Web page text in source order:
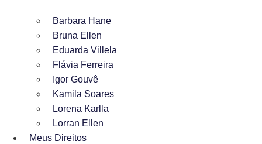
Barbara Hane
Bruna Ellen
Eduarda Villela
Flávia Ferreira
Igor Gouvê
Kamila Soares
Lorena Karlla
Lorran Ellen
Meus Direitos